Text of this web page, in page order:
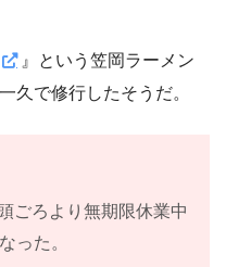
』という笠岡ラーメン
久で修行したそうだ。
ごろより無期限休業中
った。